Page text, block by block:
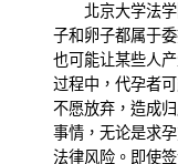
北京大学法学
子和卵子都属于
也可能让某些人
过程中，代孕者
不愿放弃，造成
事情，无论是求
法律风险。即使